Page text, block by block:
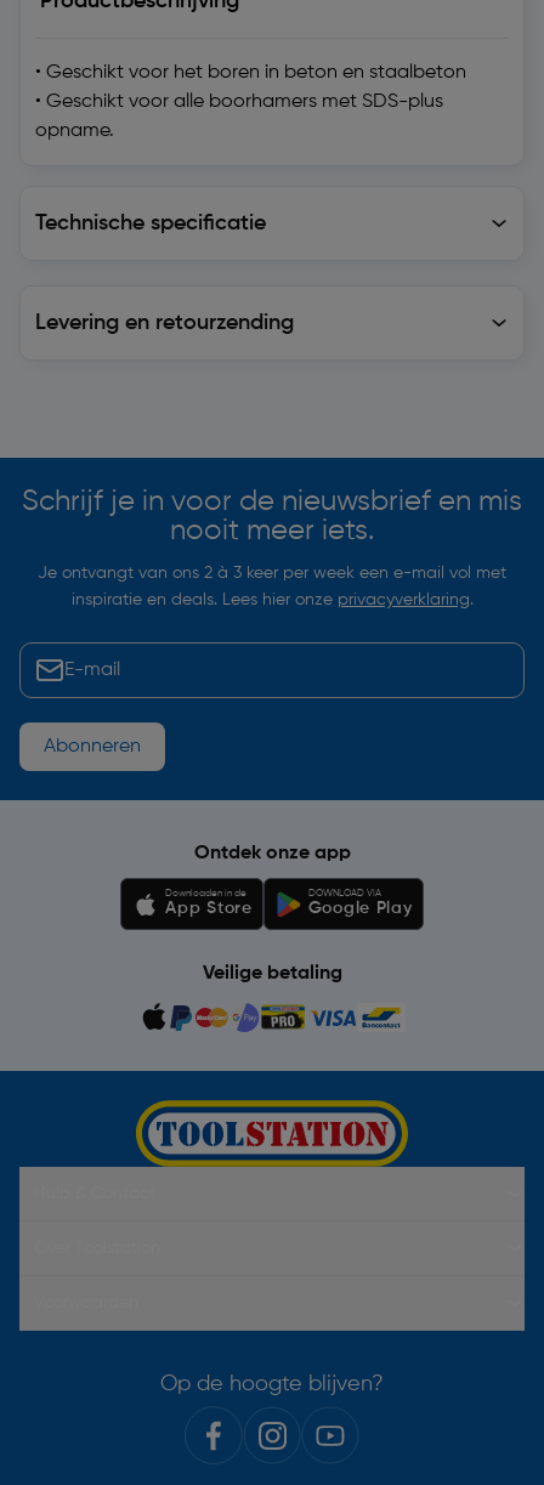
• Geschikt voor het boren in beton en staalbeton
• Geschikt voor alle boorhamers met SDS-plus
opname.
Technische specificatie
Levering en retourzending
Schrijf je in voor de nieuwsbrief en mis
nooit meer iets.
Je ontvangt van ons 2 à 3 keer per week een e-mail vol met
inspiratie en deals. Lees hier onze privacyverklaring.
Abonneren
Ontdek onze app
Downloaden in de
App Store
DOWNLOAD VIA
Google Play
Veilige betaling
Op de hoogte blijven?